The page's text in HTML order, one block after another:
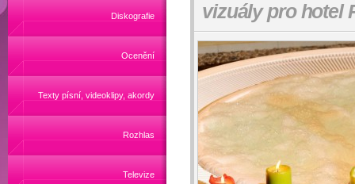
Diskografie
Ocenění
Texty písní, videoklipy, akordy
Rozhlas
Televize
vizuály pro hotel